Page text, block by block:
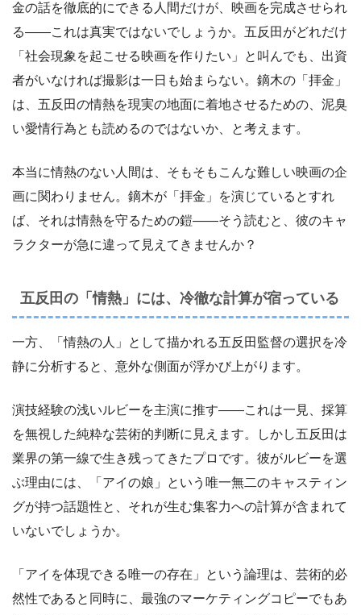
金の話を徹底的にできる人間だけが、映画を完成させられ
る——これは真実ではないでしょうか。五反田がどれだけ
「社会現象を起こせる映画を作りたい」と叫んでも、出資
者がいなければ撮影は一日も始まらない。鏑木の「拝金」
は、五反田の情熱を現実の地面に着地させるための、泥臭
い愛情行為とも読めるのではないか、と考えます。
本当に情熱のない人間は、そもそもこんな難しい映画の企
画に関わりません。鏑木が「拝金」を演じているとすれ
ば、それは情熱を守るための鎧——そう読むと、彼のキャ
ラクターが急に違って見えてきませんか？
五反田の「情熱」には、冷徹な計算が宿っている
一方、「情熱の人」として描かれる五反田監督の選択を冷
静に分析すると、意外な側面が浮かび上がります。
演技経験の浅いルビーを主演に推す——これは一見、採算
を無視した純粋な芸術的判断に見えます。しかし五反田は
業界の第一線で生き残ってきたプロです。彼がルビーを選
ぶ理由には、「アイの娘」という唯一無二のキャスティン
グが持つ話題性と、それが生む集客力への計算が含まれて
いないでしょうか。
「アイを体現できる唯一の存在」という論理は、芸術的必
然性であると同時に、最強のマーケティングコピーでもあ